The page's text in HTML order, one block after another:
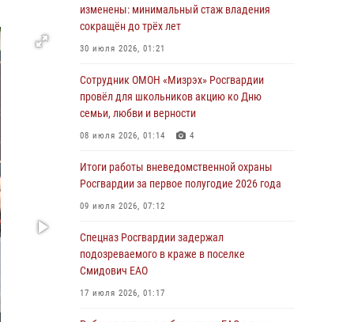
профессиональным праздником
01 августа 2026, 10:23
национальной гвардии Российской
Федерации
01 августа 2026, 10:21
воинов, погибших в Первой мировой войне
1914-1918 годов
01 августа 2026, 10:19
Внесены изменения в правила проведения
контрольного отстрела гражданского оружия
31 июля 2026, 01:48
изменены: минимальный стаж владения
сокращён до трёх лет
30 июля 2026, 01:21
Сотрудник ОМОН «Мизрэх» Росгвардии
провёл для школьников акцию ко Дню
семьи, любви и верности
08 июля 2026, 01:14 4
Итоги работы вневедомственной охраны
Росгвардии за первое полугодие 2026 года
09 июля 2026, 07:12
Спецназ Росгвардии задержал
подозреваемого в краже в поселке
Смидович ЕАО
17 июля 2026, 01:17